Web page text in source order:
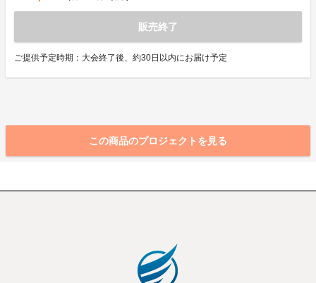
販売終了
ご提供予定時期：大会終了後、約30日以内にお届け予定
この商品のプロジェクトを見る